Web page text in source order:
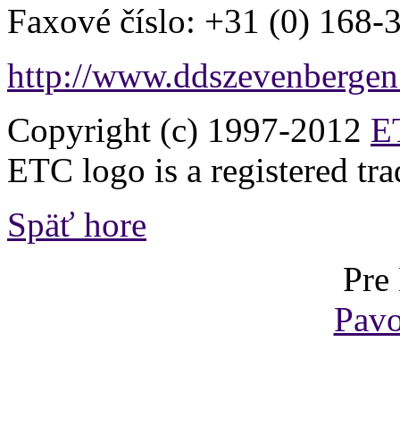
Faxové číslo: +31 (0) 168-
http://
Copyright (c) 1997-2012
ETC logo is a registered
Späť hore